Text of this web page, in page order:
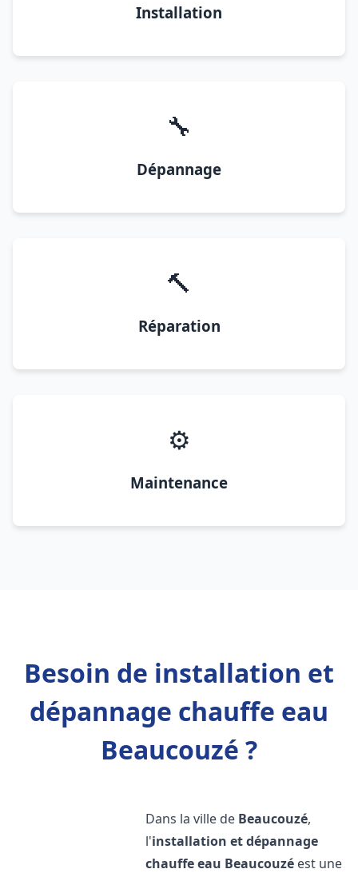
Installation
🔧
Dépannage
🔨
Réparation
⚙️
Maintenance
Besoin de installation et
dépannage chauffe eau
Beaucouzé ?
Dans la ville de Beaucouzé,
l'installation et dépannage
chauffe eau Beaucouzé est une